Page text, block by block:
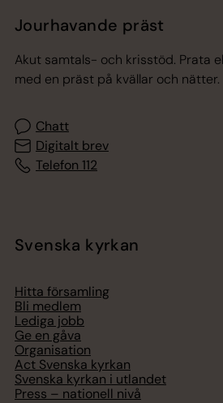
Jourhavande präst
Akut samtals- och krisstöd. Prata
med en präst på kvällar och nätter.
Chatt
Digitalt brev
Telefon 112
Svenska kyrkan
Hitta församling
Bli medlem
Lediga jobb
Ge en gåva
Organisation
Act Svenska kyrkan
Svenska kyrkan i utlandet
Press – nationell nivå